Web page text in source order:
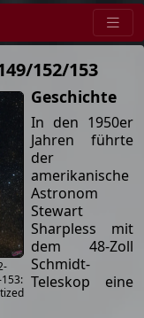
152/153
Geschichte
In den 1950er
Jahren führte
der
amerikanische
Astronom
Stewart
Sharpless mit
dem 48-Zoll
Schmidt-
Teleskop eine